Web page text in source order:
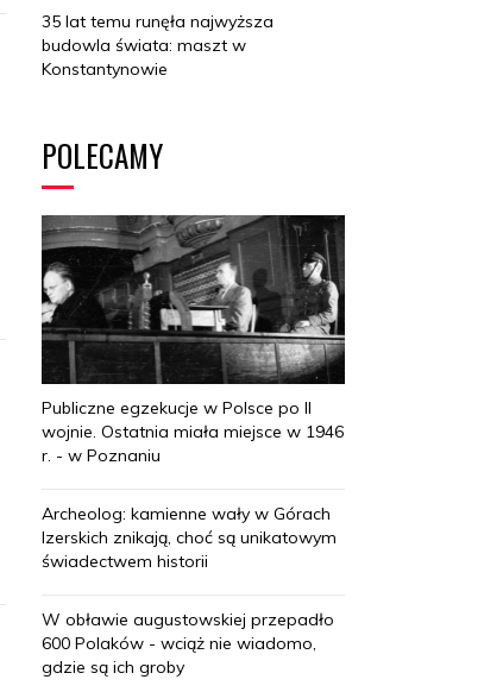
35 lat temu runęła najwyższa
budowla świata: maszt w
Konstantynowie
POLECAMY
Publiczne egzekucje w Polsce po II
wojnie. Ostatnia miała miejsce w 1946
r. - w Poznaniu
Archeolog: kamienne wały w Górach
Izerskich znikają, choć są unikatowym
świadectwem historii
W obławie augustowskiej przepadło
600 Polaków - wciąż nie wiadomo,
gdzie są ich groby